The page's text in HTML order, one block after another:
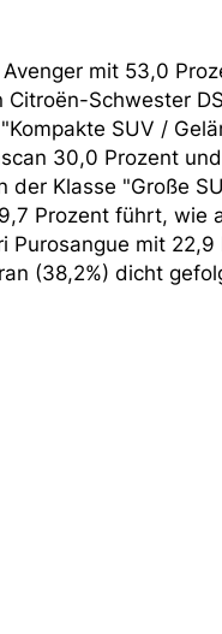
mit 53,0
Schwester
SUV /
30,0 Prozent
der Klasse "Große
Prozent führt, wie
Purosangue mit
(38,2%) dicht